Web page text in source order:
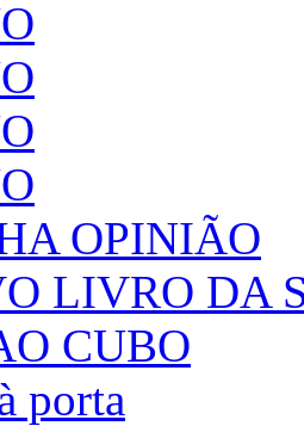
OPINIÃO
LIVRO DA
CUBO
porta